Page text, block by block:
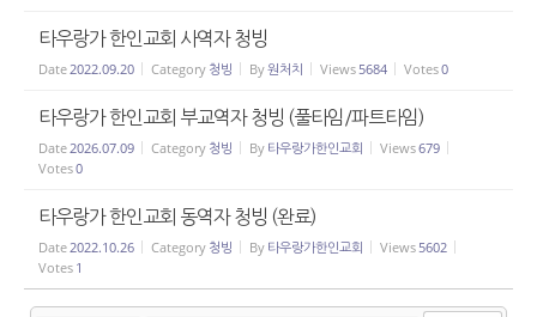
타우랑가 한인교회 사역자 청빙
Date 2022.09.20 Category 청빙 By원처치 Views 5684 Votes0
타우랑가 한인교회 부교역자 청빙 (풀타임/파트타임)
Date 2026.07.09 Category 청빙 By 타우랑가한인교회 Views679
Votes0
타우랑가 한인교회 동역자 청빙 (완료)
Date 2022.10.26 Category 청빙 By 타우랑가한인교회 Views 5602
Votes 1